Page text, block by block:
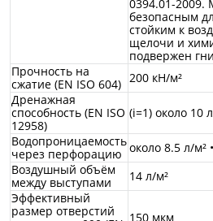
0394.01-2009.
безопасным
стойким к
щелочи и
подвержен
Прочность на
сжатие (EN ISO 604) 200 кН/м²
Дренажная
способность (EN ISO
12958)
(i=1) около 10
Водопроницаемость
через перфорацию около 8.5 л/м²
Воздушный объём
между выступами
14 л/м²
Эффективный
размер отверстий
150 мкм